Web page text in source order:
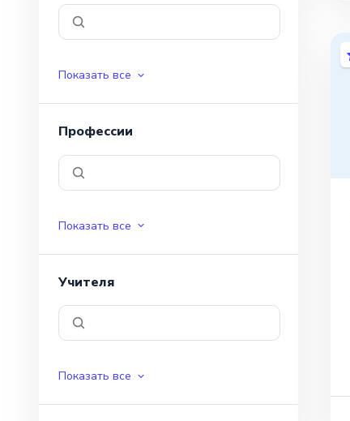
Показать все
Профессии
Показать все
Учителя
Показать все